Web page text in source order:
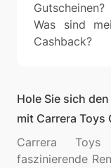
Gutscheinen?
Was sind
Cashback?
Hole Sie sich
mit Carrera Toys
Carrera
faszinierende